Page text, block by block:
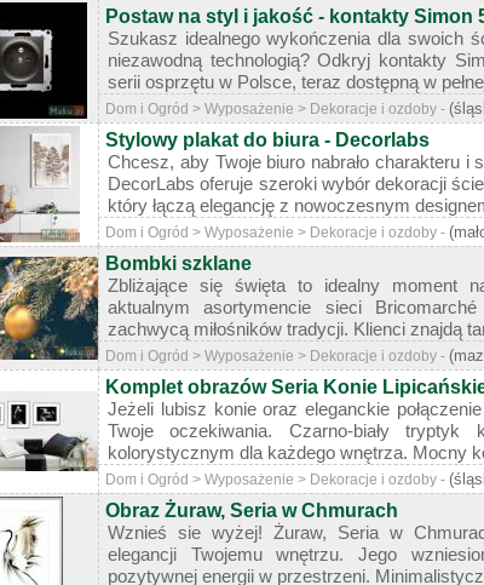
Postaw na styl i jakość - kontakty Simon
Szukasz idealnego wykończenia dla swoich
niezawodną technologią? Odkryj kontakty
serii osprzętu w Polsce, teraz dostępną w
Dom i Ogród > Wyposażenie > Dekoracje i ozdoby -
Stylowy plakat do biura - Decorlabs
Chcesz, aby Twoje biuro nabrało charakteru i
DecorLabs oferuje szeroki wybór dekoracji
który łączą elegancję z nowoczesnym
Dom i Ogród > Wyposażenie > Dekoracje i ozdoby -
Bombki szklane
Zbliżające się święta to idealny moment
aktualnym asortymencie sieci
zachwycą miłośników tradycji. Klienci znajdą
Dom i Ogród > Wyposażenie > Dekoracje i ozdoby -
Komplet obrazów Seria Konie
Jeżeli lubisz konie oraz eleganckie
Twoje oczekiwania. Czarno-biały
kolorystycznym dla każdego wnętrza. Mocny
Dom i Ogród > Wyposażenie > Dekoracje i ozdoby -
Obraz Żuraw, Seria w Chmurach
Wznieś sie wyżej! Żuraw, Seria w
elegancji Twojemu wnętrzu. Jego
pozytywnej energii w przestrzeni.